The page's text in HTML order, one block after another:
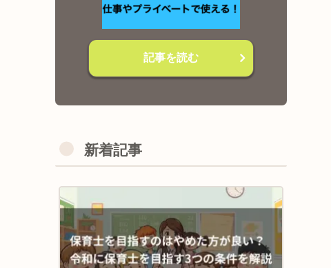
記事を読む
新着記事